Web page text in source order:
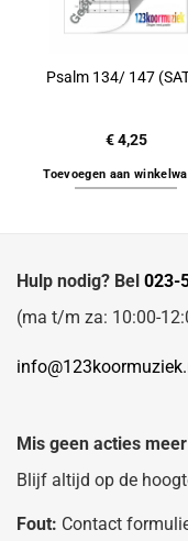
Psalm 134/ 147
€4,25
Toevoegen aan
Hulp nodig? Bel 023-
(ma t/m za: 10:00-
Mis geen acties meer
Blijf altijd op de
Fout: Contact